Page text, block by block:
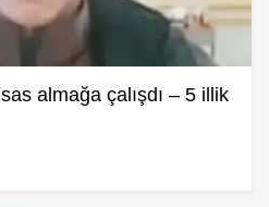
almağa çalışdı – 5 illik